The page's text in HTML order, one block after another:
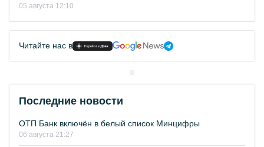
05 августа 12:10
Читайте нас в
Последние новости
ОТП Банк включён в белый список Минцифры
06 августа 21:27